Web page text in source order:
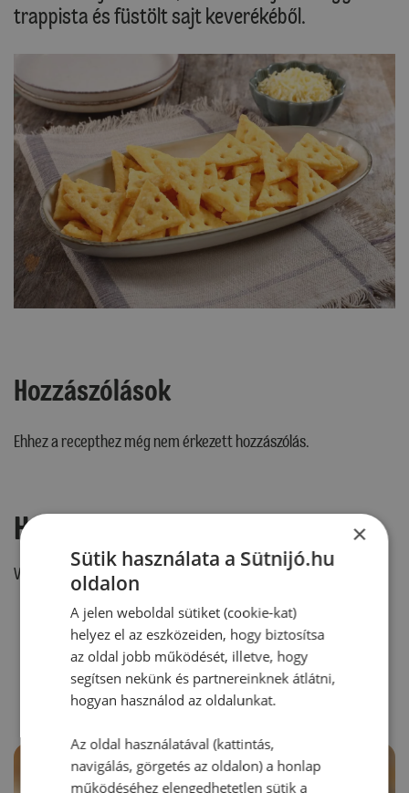
trappista és füstölt sajt keverékéből.
Hozzászólások
Ehhez a recepthez még nem érkezett hozzászólás.
Hozzászólás írása
Vélemény írásához, kérjük,
RECEPTAJÁNLÓ
×
Sütik használata a Sütnijó.hu
oldalon
A jelen weboldal sütiket (cookie-kat)
helyez el az eszközeiden, hogy biztosítsa
az oldal jobb működését, illetve, hogy
segítsen nekünk és partnereinknek átlátni,
hogyan használod az oldalunkat.
Az oldal használatával (kattintás,
navigálás, görgetés az oldalon) a honlap
működéséhez elengedhetetlen sütik a